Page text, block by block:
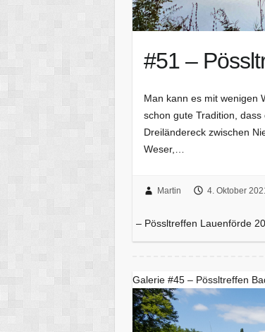
#51 –
Man kann es mit wenigen
schon gute Tradition,
Dreiländereck zwischen
Weser,…
Martin 4. Oktober
– Pössltreffen Lauenförde
Galerie #45 – Pössltreffen